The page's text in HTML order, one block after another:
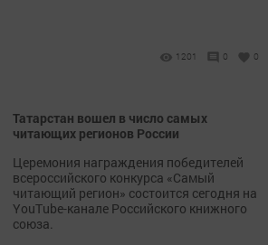
1201 0 0
Татарстан вошел в число самых
читающих регионов России
Церемония награждения победителей
всероссийского конкурса «Самый
читающий регион» состоится сегодня на
YouTube-канале Российского книжного
союза.